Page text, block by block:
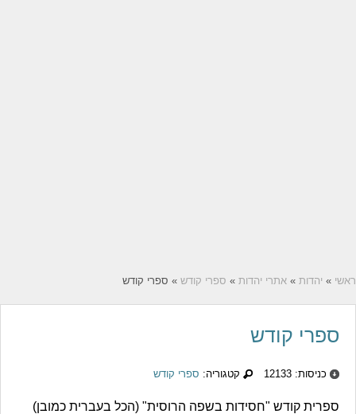
ראשי » יהדות » אתרי יהדות » ספרי קודש » ספרי קודש
ספרי קודש
כניסות: 12133 קטגוריה: ספרי קודש
ספרית קודש "חסידות בשפה הרוסית" (הכל בעברית כמובן)